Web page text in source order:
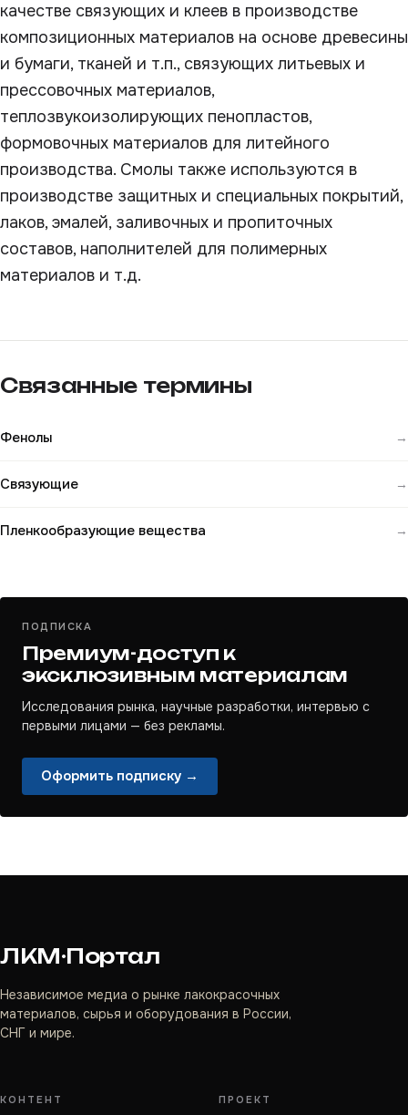
качестве связующих и клеев в производстве
композиционных материалов на основе древесины
и бумаги, тканей и т.п., связующих литьевых и
прессовочных материалов,
теплозвукоизолирующих пенопластов,
формовочных материалов для литейного
производства. Смолы также используются в
производстве защитных и специальных покрытий,
лаков, эмалей, заливочных и пропиточных
составов, наполнителей для полимерных
материалов и т.д.
Связанные термины
Фенолы →
Связующие →
Пленкообразующие вещества →
ПОДПИСКА
Премиум-доступ к
эксклюзивным материалам
Исследования рынка, научные разработки, интервью с
первыми лицами — без рекламы.
Оформить подписку →
ЛКМ·Портал
Независимое медиа о рынке лакокрасочных
материалов, сырья и оборудования в России,
СНГ и мире.
КОНТЕНТ ПРОЕКТ